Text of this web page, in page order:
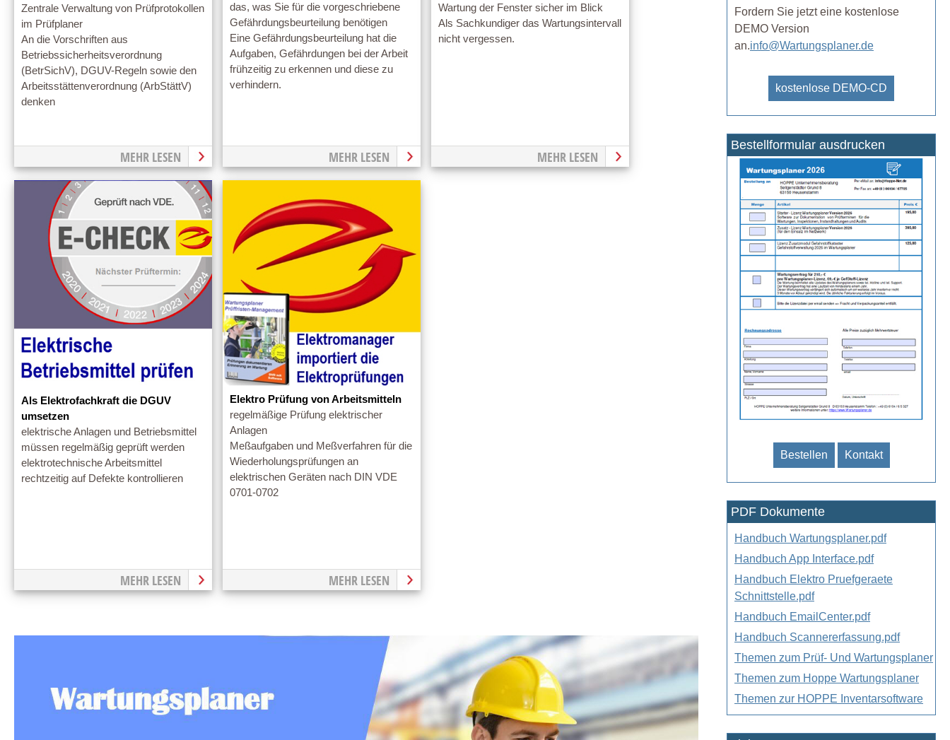
Zentrale Verwaltung von Prüfprotokollen
im Prüfplaner
An die Vorschriften aus
Betriebssicherheitsverordnung
(BetrSichV), DGUV-Regeln sowie den
Arbeitsstättenverordnung (ArbStättV)
denken
MEHR LESEN
das, was Sie für die vorgeschriebene
Gefährdungsbeurteilung benötigen
Eine Gefährdungsbeurteilung hat die
Aufgaben, Gefährdungen bei der Arbeit
frühzeitig zu erkennen und diese zu
verhindern.
MEHR LESEN
Wartung der Fenster sicher im Blick
Als Sachkundiger das Wartungsintervall
nicht vergessen.
MEHR LESEN
Als Elektrofachkraft die DGUV
umsetzen
elektrische Anlagen und Betriebsmittel
müssen regelmäßig geprüft werden
elektrotechnische Arbeitsmittel
rechtzeitig auf Defekte kontrollieren
MEHR LESEN
Elektro Prüfung von Arbeitsmitteln
regelmäßige Prüfung elektrischer
Anlagen
Meßaufgaben und Meßverfahren für die
Wiederholungsprüfungen an
elektrischen Geräten nach DIN VDE
0701-0702
MEHR LESEN
Fordern Sie jetzt eine kostenlose
DEMO Version
an.info@Wartungsplaner.de
kostenlose DEMO-CD
Bestellformular ausdrucken
Bestellen Kontakt
PDF Dokumente
Handbuch Wartungsplaner.pdf
Handbuch App Interface.pdf
Handbuch Elektro Pruefgeraete
Schnittstelle.pdf
Handbuch EmailCenter.pdf
Handbuch Scannererfassung.pdf
Themen zum Prüf- Und Wartungsplaner
Themen zum Hoppe Wartungsplaner
Themen zur HOPPE Inventarsoftware